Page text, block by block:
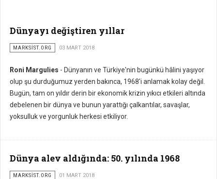
Dünyayı değiştiren yıllar
MARKSİST.ORG 03 MART 2018
Roni Margulies - Dünyanın ve Türkiye'nin bugünkü hâlini yaşıyor
olup şu durduğumuz yerden bakınca, 1968'i anlamak kolay değil.
Bugün, tam on yıldır derin bir ekonomik krizin yıkıcı etkileri altında
debelenen bir dünya ve bunun yarattığı çalkantılar, savaşlar,
yoksulluk ve yorgunluk herkesi etkiliyor.
Dünya alev aldığında: 50. yılında 1968
MARKSİST.ORG 01 MART 2018